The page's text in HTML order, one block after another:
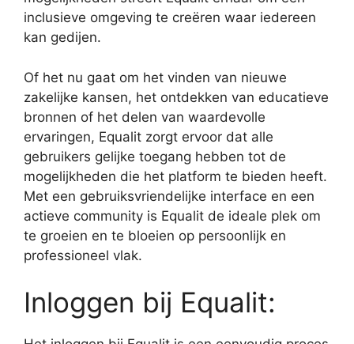
inclusieve omgeving te creëren waar iedereen
kan gedijen.
Of het nu gaat om het vinden van nieuwe
zakelijke kansen, het ontdekken van educatieve
bronnen of het delen van waardevolle
ervaringen, Equalit zorgt ervoor dat alle
gebruikers gelijke toegang hebben tot de
mogelijkheden die het platform te bieden heeft.
Met een gebruiksvriendelijke interface en een
actieve community is Equalit de ideale plek om
te groeien en te bloeien op persoonlijk en
professioneel vlak.
Inloggen bij Equalit: